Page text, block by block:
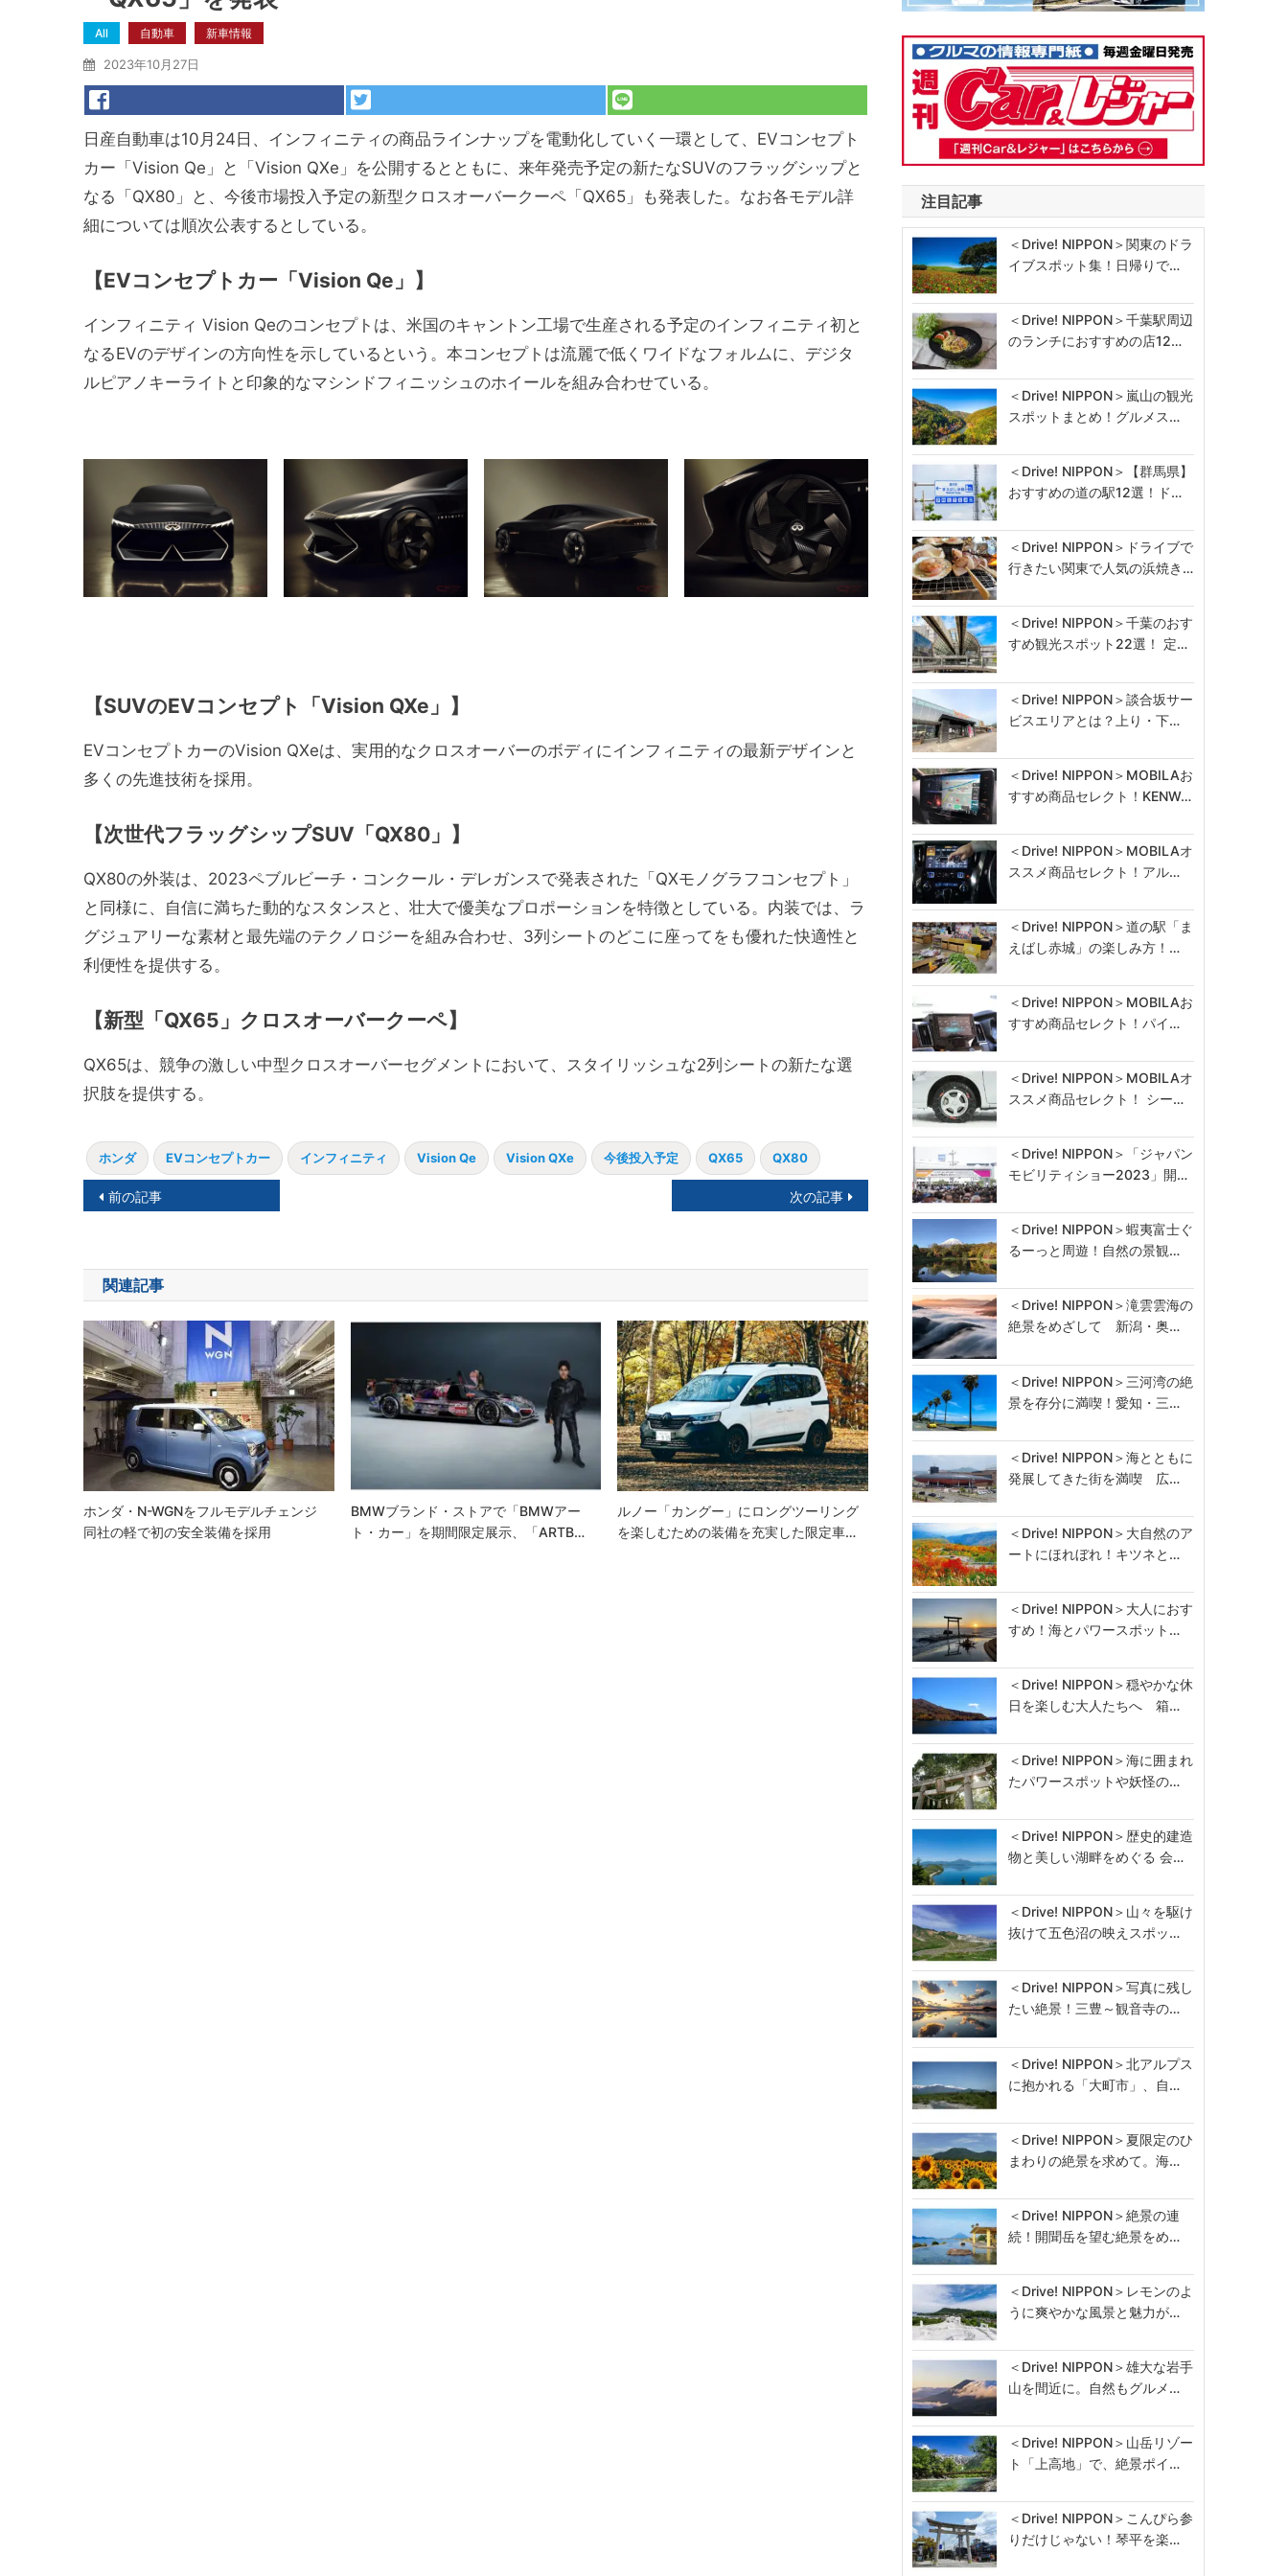
All 自動車 新車情報
2023年10月27日
日産自動車は10月24日、インフィニティの商品ラインナップを電動化していく一環として、EVコンセプト
カー「Vision Qe」と「Vision QXe」を公開するとともに、来年発売予定の新たなSUVのフラッグシップと
なる「QX80」と、今後市場投入予定の新型クロスオーバークーペ「QX65」も発表した。なお各モデル詳
細については順次公表するとしている。
【EVコンセプトカー「Vision Qe」】
インフィニティ Vision Qeのコンセプトは、米国のキャントン工場で生産される予定のインフィニティ初と
なるEVのデザインの方向性を示しているという。本コンセプトは流麗で低くワイドなフォルムに、デジタ
ルピアノキーライトと印象的なマシンドフィニッシュのホイールを組み合わせている。
【SUVのEVコンセプト「Vision QXe」】
EVコンセプトカーのVision QXeは、実用的なクロスオーバーのボディにインフィニティの最新デザインと
多くの先進技術を採用。
【次世代フラッグシップSUV「QX80」】
QX80の外装は、2023ペブルビーチ・コンクール・デレガンスで発表された「QXモノグラフコンセプト」
と同様に、自信に満ちた動的なスタンスと、壮大で優美なプロポーションを特徴としている。内装では、ラ
グジュアリーな素材と最先端のテクノロジーを組み合わせ、3列シートのどこに座ってをも優れた快適性と
利便性を提供する。
【新型「QX65」クロスオーバークーペ】
QX65は、競争の激しい中型クロスオーバーセグメントにおいて、スタイリッシュな2列シートの新たな選
択肢を提供する。
ホンダ EVコンセプトカー インフィニティ Vision Qe Vision QXe 今後投入予定 QX65 QX80
投
ナ
ビ
ゲ
ー
シ
ョ
ン
前の記事 次の記事
関連記事
ホンダ・N-WGNをフルモデルチェンジ
同社の軽で初の安全装備を採用
BMWブランド・ストアで「BMWアー
ト・カー」を期間限定展示、「ARTB…
ルノー「カングー」にロングツーリング
を楽しむための装備を充実した限定車…
注目記事
＜Drive! NIPPON＞関東のドラ
イブスポット集！日帰りで…
＜Drive! NIPPON＞千葉駅周辺
のランチにおすすめの店12…
＜Drive! NIPPON＞嵐山の観光
スポットまとめ！グルメス…
＜Drive! NIPPON＞【群馬県】
おすすめの道の駅12選！ド…
＜Drive! NIPPON＞ドライブで
行きたい関東で人気の浜焼き…
＜Drive! NIPPON＞千葉のおす
すめ観光スポット22選！ 定…
＜Drive! NIPPON＞談合坂サー
ビスエリアとは？上り・下…
＜Drive! NIPPON＞MOBILAお
すすめ商品セレクト！KENW…
＜Drive! NIPPON＞MOBILAオ
ススメ商品セレクト！アル…
＜Drive! NIPPON＞道の駅「ま
えばし赤城」の楽しみ方！…
＜Drive! NIPPON＞MOBILAお
すすめ商品セレクト！パイ…
＜Drive! NIPPON＞MOBILAオ
ススメ商品セレクト！ シー…
＜Drive! NIPPON＞「ジャパン
モビリティショー2023」開…
＜Drive! NIPPON＞蝦夷富士ぐ
るーっと周遊！自然の景観…
＜Drive! NIPPON＞滝雲雲海の
絶景をめざして 新潟・奥…
＜Drive! NIPPON＞三河湾の絶
景を存分に満喫！愛知・三…
＜Drive! NIPPON＞海とともに
発展してきた街を満喫 広…
＜Drive! NIPPON＞大自然のア
ートにほれぼれ！キツネと…
＜Drive! NIPPON＞大人におす
すめ！海とパワースポット…
＜Drive! NIPPON＞穏やかな休
日を楽しむ大人たちへ 箱…
＜Drive! NIPPON＞海に囲まれ
たパワースポットや妖怪の…
＜Drive! NIPPON＞歴史的建造
物と美しい湖畔をめぐる 会…
＜Drive! NIPPON＞山々を駆け
抜けて五色沼の映えスポッ…
＜Drive! NIPPON＞写真に残し
たい絶景！三豊～観音寺の…
＜Drive! NIPPON＞北アルプス
に抱かれる「大町市」、自…
＜Drive! NIPPON＞夏限定のひ
まわりの絶景を求めて。海…
＜Drive! NIPPON＞絶景の連
続！開聞岳を望む絶景をめ…
＜Drive! NIPPON＞レモンのよ
うに爽やかな風景と魅力が…
＜Drive! NIPPON＞雄大な岩手
山を間近に。自然もグルメ…
＜Drive! NIPPON＞山岳リゾー
ト「上高地」で、絶景ポイ…
＜Drive! NIPPON＞こんぴら参
りだけじゃない！琴平を楽…